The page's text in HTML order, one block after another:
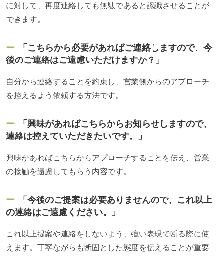
に対して、再度連絡しても無駄であると認識させることが
できます。
「こちらから必要があればご連絡しますので、今
後のご連絡はご遠慮いただけますか？」
自分から連絡することを約束し、営業側からのアプローチ
を控えるよう依頼する方法です。
「興味があればこちらからお知らせしますので、
連絡は控えていただきたいです。」
興味があればこちらからアプローチすることを伝え、営業
の接触を遠慮してもらう内容です。
「今後のご提案は必要ありませんので、これ以上
の連絡はご遠慮ください。」
これ以上提案や連絡をしないよう、強い表現で断る際に使
えます。丁寧ながらも断固とした態度を伝えることが重要